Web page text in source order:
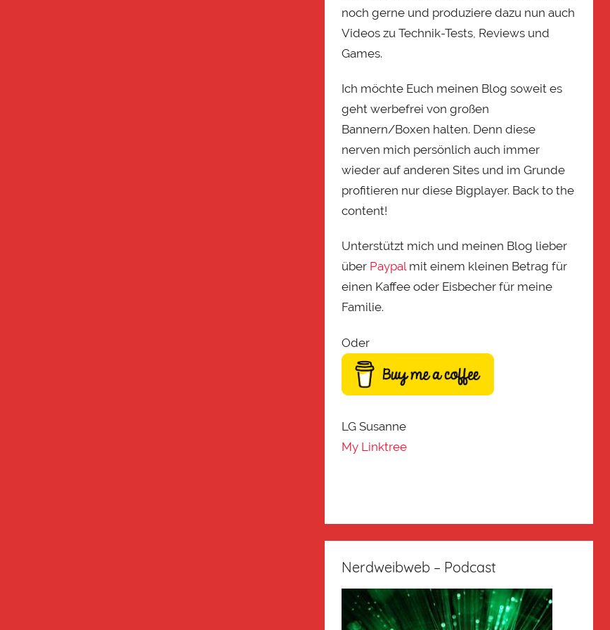
noch gerne und produziere dazu nun auch
Videos zu Technik-Tests, Reviews und
Games.
Ich möchte Euch meinen Blog soweit es
geht werbefrei von großen
Bannern/Boxen halten. Denn diese
nerven mich persönlich auch immer
wieder auf anderen Sites und im Grunde
profitieren nur diese Bigplayer. Back to the
content!
Unterstützt mich und meinen Blog lieber
über Paypalmit einem kleinen Betrag für
einen Kaffee oder Eisbecher für meine
Familie.
Oder
LG Susanne
My Linktree
Nerdweibweb – Podcast